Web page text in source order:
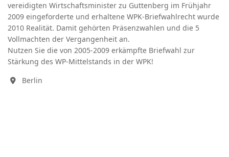
vereidigten Wirtschaftsminister zu Guttenberg im Frühjahr
2009 eingeforderte und erhaltene WPK-Briefwahlrecht wurde
2010 Realität. Damit gehörten Präsenzwahlen und die 5
Vollmachten der Vergangenheit an.
Nutzen Sie die von 2005-2009 erkämpfte Briefwahl zur
Stärkung des WP-Mittelstands in der WPK!
Berlin